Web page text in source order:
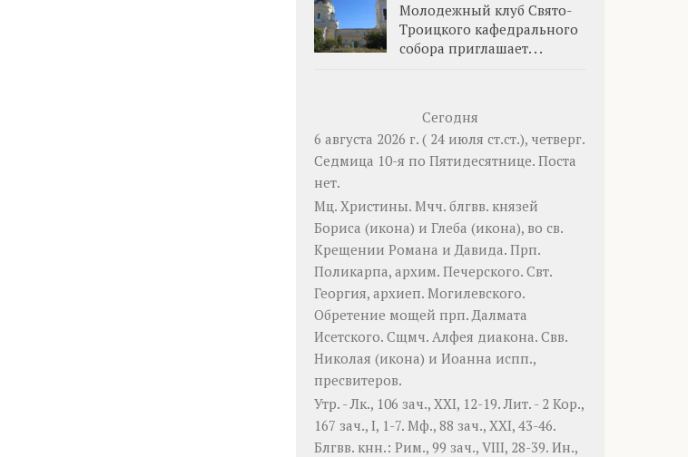
Молодежный клуб Свято-
Троицкого кафедрального
собора приглашает. . .
Сегодня
6 августа 2026 г. ( 24 июля ст.ст.), четверг.
Седмица 10-я по Пятидесятнице. Поста
нет.
Мц. Христины. Мчч. блгвв. князей
Бориса (икона) и Глеба (икона), во св.
Крещении Романа и Давида. Прп.
Поликарпа, архим. Печерского. Свт.
Георгия, архиеп. Могилевского.
Обретение мощей прп.Далмата
Исетского. Сщмч. Алфея диакона. Свв.
Николая (икона) и Иоанна испп.,
пресвитеров.
Утр. -Лк., 106 зач., XXI, 12-19.Лит. - 2 Кор.,
167 зач., I, 1-7. Мф., 88 зач., XXI, 43-46.
Блгвв. кнн.: Рим., 99 зач., VIII, 28-39. Ин.,